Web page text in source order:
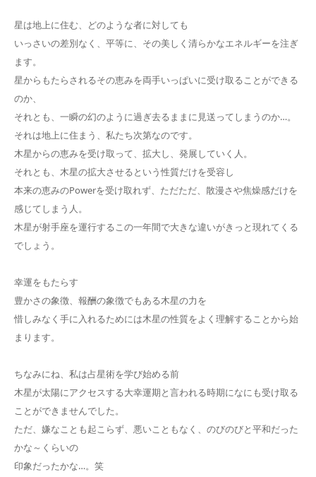
星は地上に住む、どのような者に対しても
いっさいの差別なく、平等に、その美しく清らかなエネルギーを注ぎ
ます。
星からもたらされるその恵みを両手いっぱいに受け取ることができる
のか、
それとも、一瞬の幻のように過ぎ去るままに見送ってしまうのか…。
それは地上に住まう、私たち次第なのです。
木星からの恵みを受け取って、拡大し、発展していく人。
それとも、木星の拡大させるという性質だけを受容し
本来の恵みのPowerを受け取れず、ただただ、散漫さや焦燥感だけを
感じてしまう人。
木星が射手座を運行するこの一年間で大きな違いがきっと現れてくる
でしょう。
幸運をもたらす
豊かさの象徴、報酬の象徴でもある木星の力を
惜しみなく手に入れるためには木星の性質をよく理解することから始
まります。
ちなみにね、私は占星術を学び始める前
木星が太陽にアクセスする大幸運期と言われる時期になにも受け取る
ことができませんでした。
ただ、嫌なことも起こらず、悪いこともなく、のびのびと平和だった
かな～くらいの
印象だったかな…。笑